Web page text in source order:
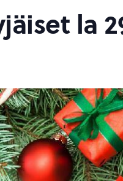
la